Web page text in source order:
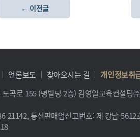
← 이전글
언론보도 찾아오시는 길
개인정보취
곡로 155 (명빌딩 2층) 김영일교육컨설팅
21142, 통신판매업신고번호: 제 강남-